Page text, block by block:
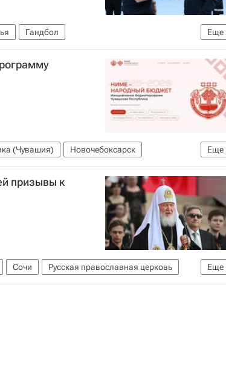
Еще
Гандбол
Воробьев
Еще
(Чувашия)
Новочебоксарск
призывы к
Еще
Сочи
Русская православная церковь